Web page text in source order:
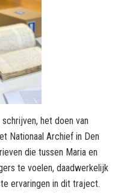
het doen van
Nationaal Archief in Den
die tussen Maria en
te voelen, daadwerkelijk
ervaringen in dit traject.